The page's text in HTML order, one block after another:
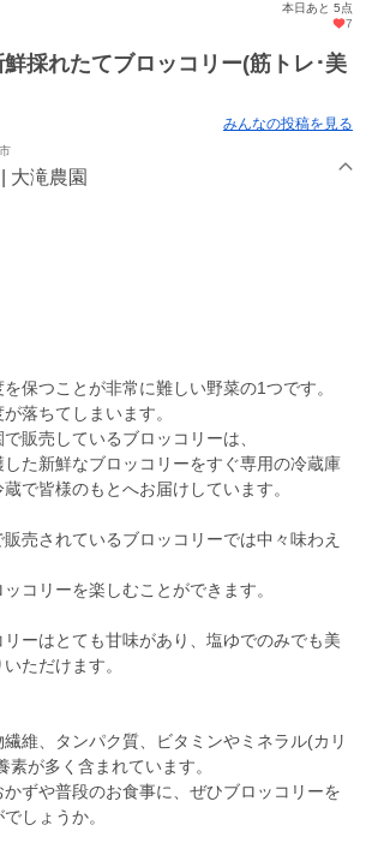
本日あと 5点
7
鮮採れたてブロッコリー(筋トレ･美
みんなの投稿を見る
大滝農園
保つことが非常に難しい野菜の1つです。
落ちてしまいます。
販売しているブロッコリーは、
た新鮮なブロッコリーをすぐ専用の冷蔵庫
で皆様のもとへお届けしています。
売されているブロッコリーでは中々味わえ
コリーを楽しむことができます。
ーはとても甘味があり、塩ゆでのみでも美
ただけます。
維、タンパク質、ビタミンやミネラル(カリ
素が多く含まれています。
ずや普段のお食事に、ぜひブロッコリーを
しょうか。